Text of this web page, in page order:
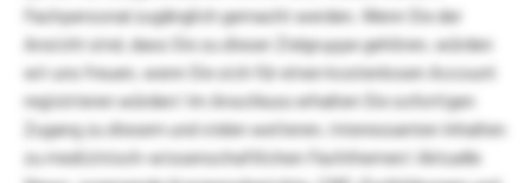
Fachpersonal zugänglich gemacht werden. Wenn Sie der
Ansicht sind, dass Sie zu dieser Zielgruppe gehören, würden
wir uns freuen, wenn Sie sich für einen kostenlosen Account
registrieren würden! Im Anschluss erhalten Sie sofortigen
Zugang zu diesem und vielen weiteren, interessanten Inhalten
zu medizinisch-wissenschaftlichen Fachthemen! Aktuelle